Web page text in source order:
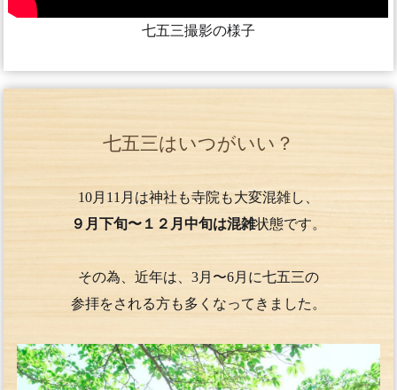
七五三撮影の様子
七五三はいつがいい？
10月11月は神社も寺院も大変混雑し、
９月下旬〜１２月中旬は混雑状態です。
その為、近年は、3月〜6月に七五三の
参拝をされる方も多くなってきました。